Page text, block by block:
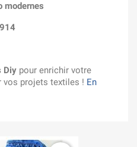
modernes
Diy pour enrichir votre
vos projets textiles ! En